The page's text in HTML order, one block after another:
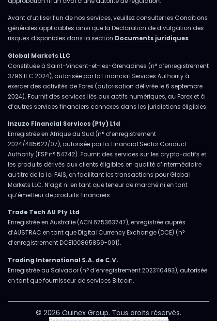
Avant d’utiliser l’un de nos services, veuillez consulter les Conditions
générales applicables ainsi que la Déclaration de divulgation des
risques disponibles dans la section Documents juridiques.
Global Markets LLC
Constituée à Saint-Vincent-et-les-Grenadines (n° d’enregistrement
3796 LLC 2024), autorisée par la Financial Services Authority à
exercer des activités de Forex (autorisation délivrée le 6 septembre
2024). Fournit des services liés aux actifs numériques, au Forex et à
d’autres services financiers connexes dans les juridictions éligibles.
Inzuzo Financial Services (Pty) Ltd
Enregistrée en Afrique du Sud (n° d’enregistrement
2024/485622/07), autorisée par la Financial Sector Conduct
Authority (FSP n° 54742). Fournit des services sur les crypto-actifs et
les produits dérivés aux clients éligibles en qualité d’intermédiaire
au titre de la loi FAIS, en facilitant les transactions pour Global
Markets LLC. N’agit ni en tant que teneur de marché ni en tant
qu’émetteur de produits financiers.
Trade Tech AU Pty Ltd
Enregistrée en Australie (ACN 675363747), enregistrée auprès
d’AUSTRAC en tant que Digital Currency Exchange (DCE) (n°
d’enregistrement DCE100865859-001).
Trading International S.A. de C.V.
Enregistrée au Salvador (n° d’enregistrement 2023110493), autorisée
en tant que fournisseur de services Bitcoin.
© 2026 Ouinex Group. Tous droits réservés.